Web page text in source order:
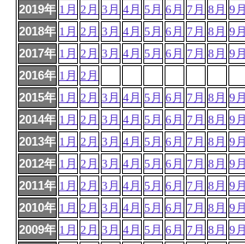
2019年 1月 2月 3月 4月 5月 6月 7月 8月 9月
2018年 1月 2月 3月 4月 5月 6月 7月 8月 9月
2017年 1月 2月 3月 4月 5月 6月 7月 8月 9月
2016年 1月 2月
2015年 1月 2月 3月 4月 5月 6月 7月 8月 9月
2014年 1月 2月 3月 4月 5月 6月 7月 8月 9月
2013年 1月 2月 3月 4月 5月 6月 7月 8月 9月
2012年 1月 2月 3月 4月 5月 6月 7月 8月 9月
2011年 1月 2月 3月 4月 5月 6月 7月 8月 9月
2010年 1月 2月 3月 4月 5月 6月 7月 8月 9月
2009年 1月 2月 3月 4月 5月 6月 7月 8月 9月